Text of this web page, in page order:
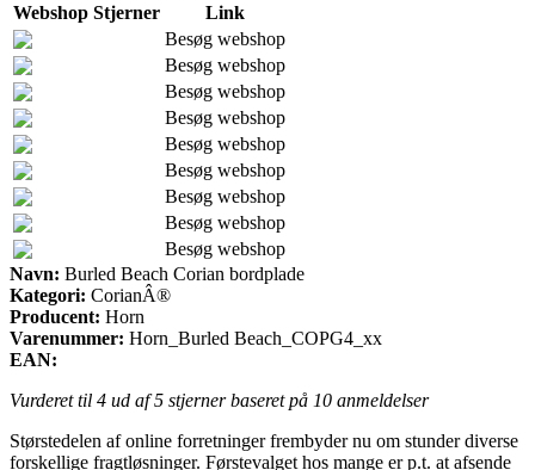
Webshop Stjerner
Link
Besøg webshop
Besøg webshop
Besøg webshop
Besøg webshop
Besøg webshop
Besøg webshop
Besøg webshop
Besøg webshop
Besøg webshop
Navn: Burled Beach Corian bordplade
Kategori: CorianÂ®
Producent: Horn
Varenummer: Horn_Burled Beach_COPG4_xx
EAN:
Vurderet til 4 ud af 5 stjerner baseret på 10 anmeldelser
Størstedelen af online forretninger frembyder nu om stunder diverse
forskellige fragtløsninger. Førstevalget hos mange er p.t. at afsende